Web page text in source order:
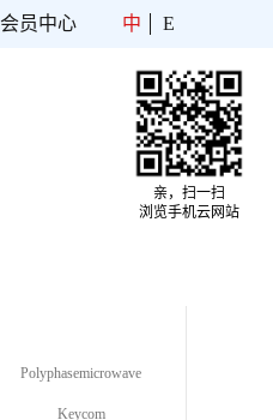
会员中心 中 E
Polyphasemicrowave
Keycom
亲，扫一扫
浏览手机云网站